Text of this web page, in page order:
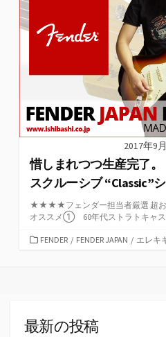
2017年9
惜しまれつつ生産完了。
スクルーシブ “Classic”
★★★★フェンダー担当者厳選 超
オススメ① 60年代ストラトキャス
カFENDER / FENDER JAPAN / エレキ
最新の投稿